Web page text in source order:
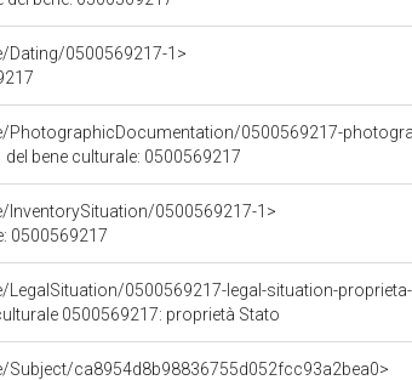
0500569217-1>
0500569217-
bene culturale: 0500569217
0500569217-1>
0500569217
0500569217-legal-situation-
0500569217: proprietà Stato
ca8954d8b98836755d052fcc93a2bea0>